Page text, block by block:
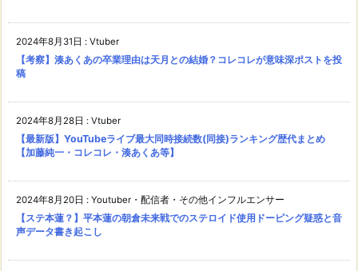
2024年8月31日 : Vtuber
【考察】湊あくあの卒業理由は天月との結婚？コレコレが意味深ポストを投
稿
2024年8月28日 : Vtuber
【最新版】YouTubeライブ最大同時接続数(同接)ランキング歴代まとめ
【加藤純一・コレコレ・湊あくあ等】
2024年8月20日 : Youtuber・配信者・その他インフルエンサー
【ステ本蓮？】平本蓮の朝倉未来戦でのステロイド使用ドーピング疑惑と音
声データ書き起こし